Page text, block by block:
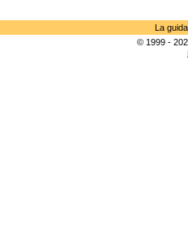
La
© 1999 -